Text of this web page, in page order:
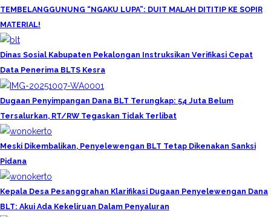
TEMBELANGGUNUNG “NGAKU LUPA”: DUIT MALAH DITITIP KE SOPIR
MATERIAL!
Dinas Sosial Kabupaten Pekalongan Instruksikan Verifikasi Cepat
Data Penerima BLTS Kesra
Dugaan Penyimpangan Dana BLT Terungkap: 54 Juta Belum
Tersalurkan, RT/RW Tegaskan Tidak Terlibat
Meski Dikembalikan, Penyelewengan BLT Tetap Dikenakan Sanksi
Pidana
Kepala Desa Pesanggrahan Klarifikasi Dugaan Penyelewengan Dana
BLT: Akui Ada Kekeliruan Dalam Penyaluran